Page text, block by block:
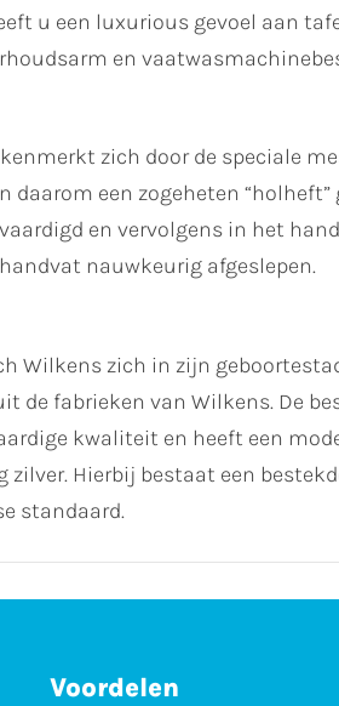
u een luxurious gevoel aan
en
zich door de speciale
daarom een zogeheten
en vervolgens in het
nauwkeurig afgeslepen.
Wilkens zich in zijn
de fabrieken van Wilkens. De
kwaliteit en heeft een
Hierbij bestaat een
standaard.
Voordelen